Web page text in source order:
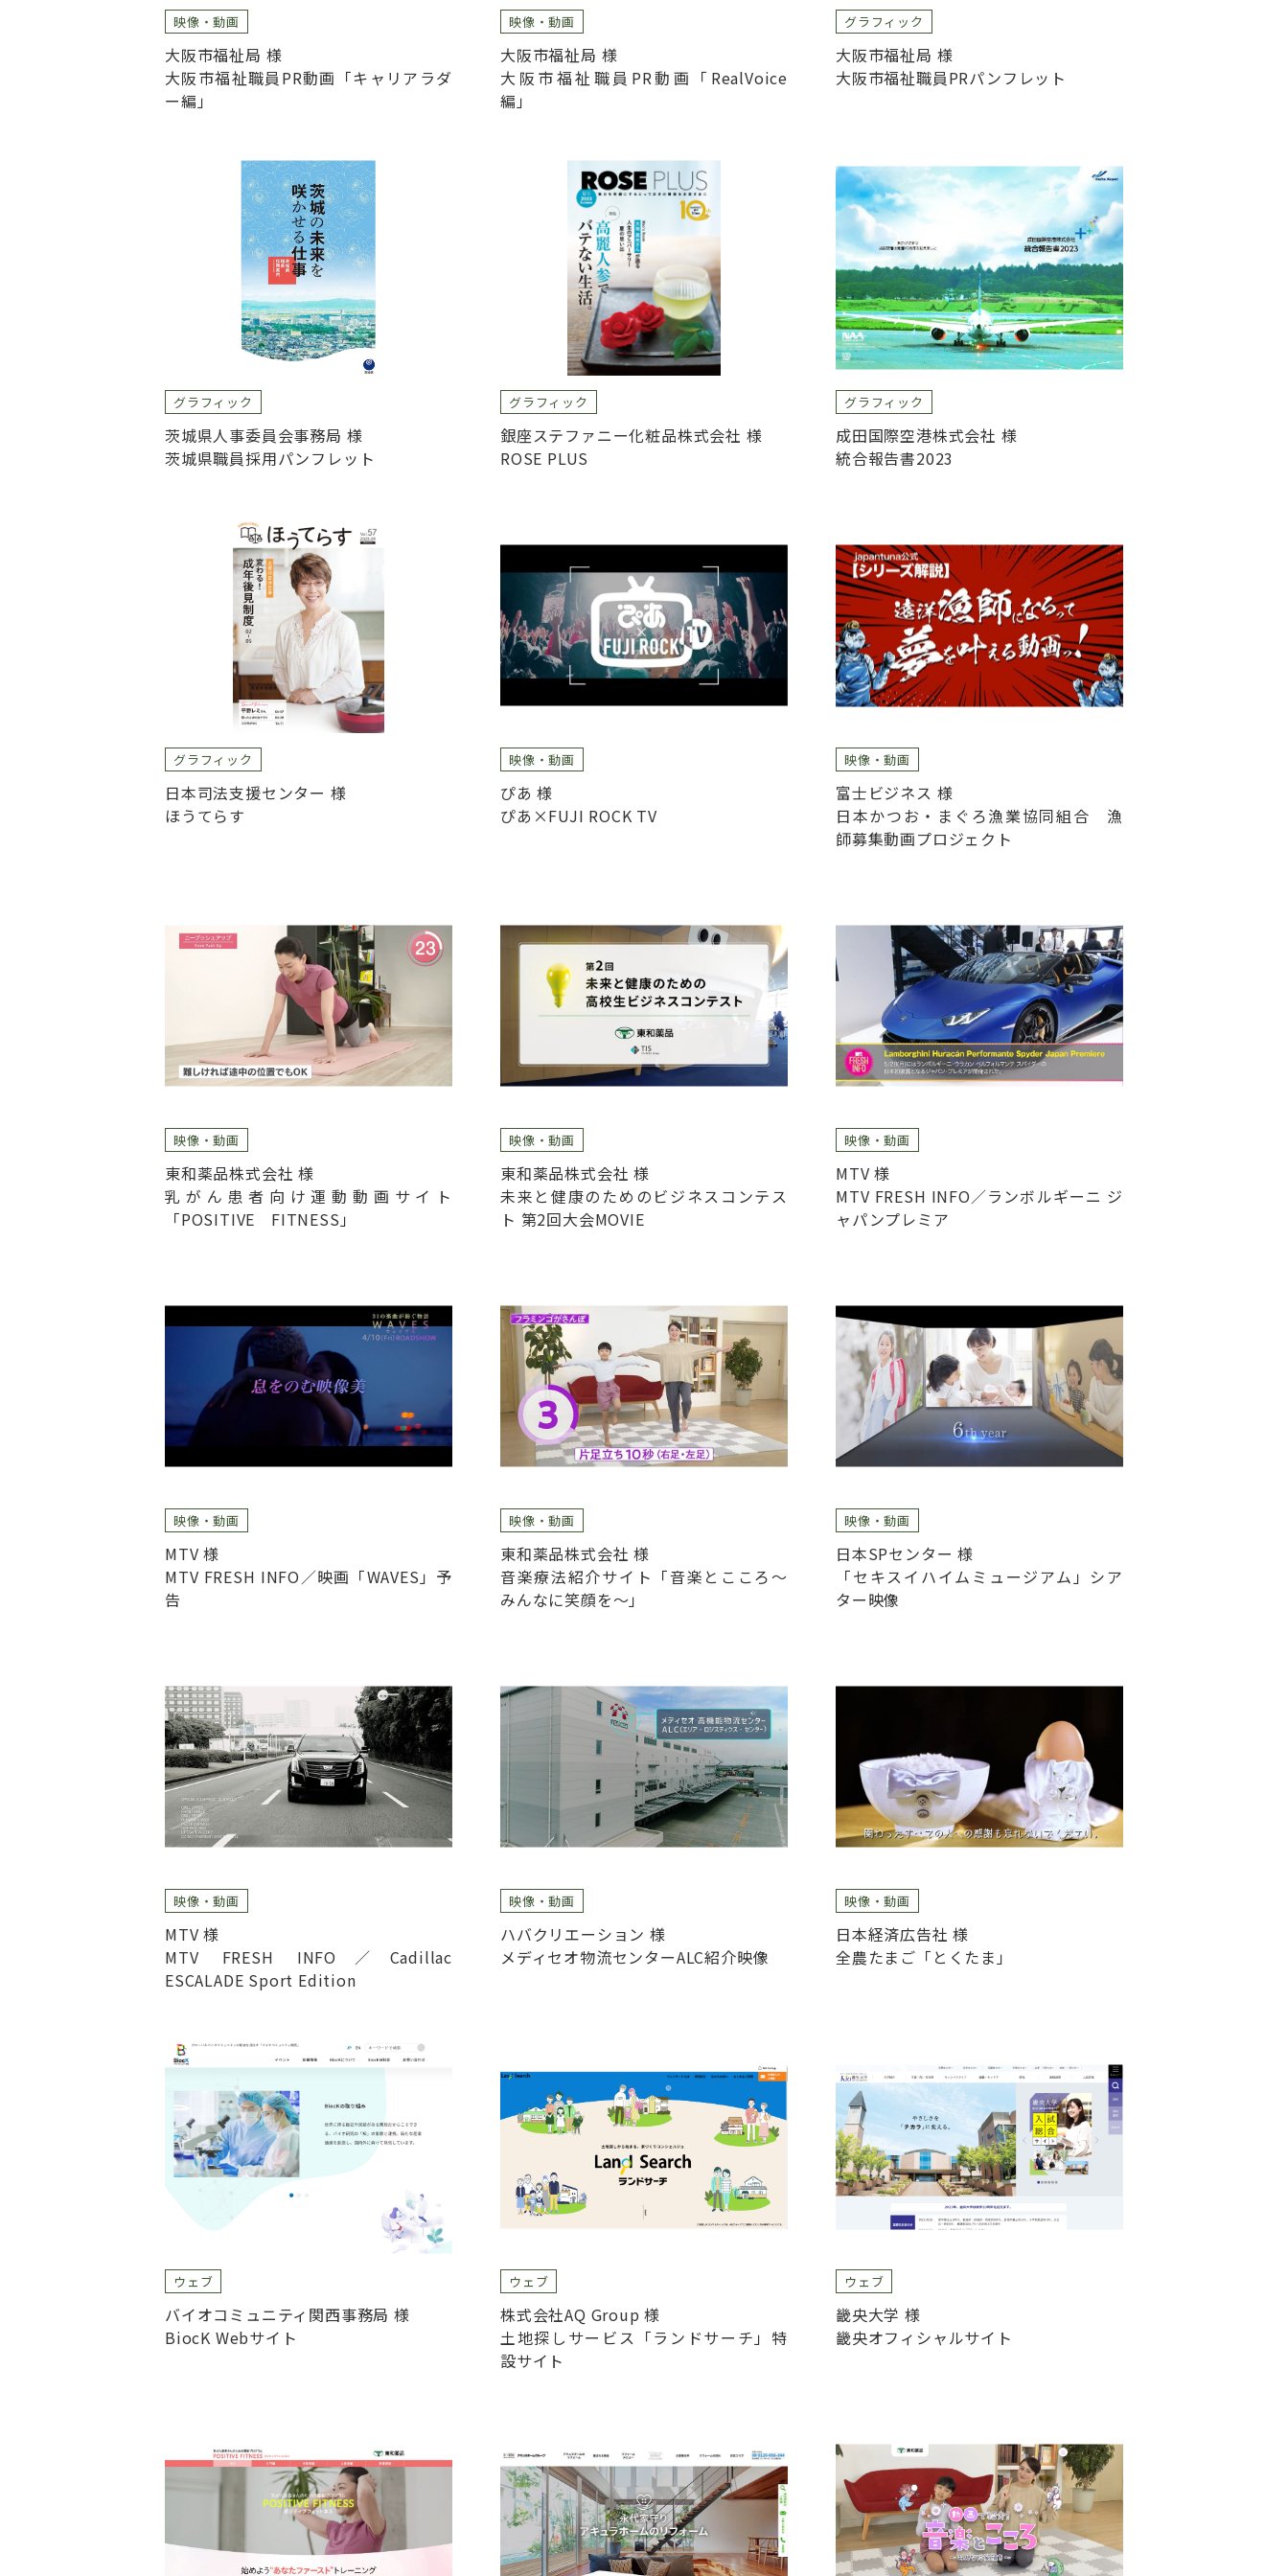
映像・動画
大阪市福祉局 様
大阪市福祉職員PR動画「キャリアラダ
ー編」
映像・動画
大阪市福祉局 様
大阪市福祉職員PR動画「RealVoice
編」
グラフィック
大阪市福祉局 様
大阪市福祉職員PRパンフレット
グラフィック
茨城県人事委員会事務局 様
茨城県職員採用パンフレット
グラフィック
銀座ステファニー化粧品株式会社 様
ROSE PLUS
グラフィック
成田国際空港株式会社 様
統合報告書2023
グラフィック
日本司法支援センター 様
ほうてらす
映像・動画
ぴあ 様
ぴあ×FUJI ROCK TV
映像・動画
富士ビジネス 様
日本かつお・まぐろ漁業協同組合 漁
師募集動画プロジェクト
映像・動画
東和薬品株式会社 様
乳がん患者向け運動動画サイト
「POSITIVE FITNESS」
映像・動画
東和薬品株式会社 様
未来と健康のためのビジネスコンテス
ト 第2回大会MOVIE
映像・動画
MTV 様
MTV FRESH INFO／ランボルギーニ ジ
ャパンプレミア
映像・動画
MTV 様
MTV FRESH INFO／映画「WAVES」予
告
映像・動画
東和薬品株式会社 様
音楽療法紹介サイト「音楽とこころ～
みんなに笑顔を～」
映像・動画
日本SPセンター 様
「セキスイハイムミュージアム」シア
ター映像
映像・動画
MTV 様
MTV FRESH INFO／Cadillac
ESCALADE Sport Edition
映像・動画
ハバクリエーション 様
メディセオ物流センターALC紹介映像
映像・動画
日本経済広告社 様
全農たまご「とくたま」
ウェブ
バイオコミュニティ関西事務局 様
BiocK Webサイト
ウェブ
株式会社AQ Group 様
土地探しサービス「ランドサーチ」特
設サイト
ウェブ
畿央大学 様
畿央オフィシャルサイト